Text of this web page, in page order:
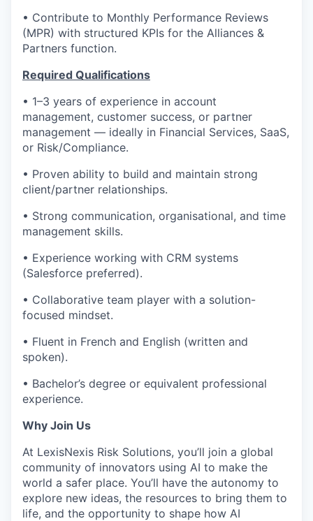
• Contribute to Monthly Performance Reviews
(MPR) with structured KPIs for the Alliances &
Partners function.
Required Qualifications
• 1–3 years of experience in account
management, customer success, or partner
management — ideally in Financial Services, SaaS,
or Risk/Compliance.
• Proven ability to build and maintain strong
client/partner relationships.
• Strong communication, organisational, and time
management skills.
• Experience working with CRM systems
(Salesforce preferred).
• Collaborative team player with a solution-
focused mindset.
• Fluent in French and English (written and
spoken).
• Bachelor’s degree or equivalent professional
experience.
Why Join Us
At LexisNexis Risk Solutions, you’ll join a global
community of innovators using AI to make the
world a safer place. You’ll have the autonomy to
explore new ideas, the resources to bring them to
life, and the opportunity to shape how AI